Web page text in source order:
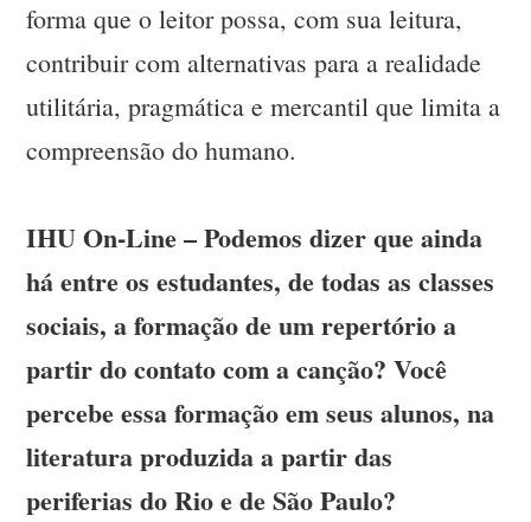
forma que o leitor possa, com sua leitura,
contribuir com alternativas para a realidade
utilitária, pragmática e mercantil que limita a
compreensão do humano.
IHU On-Line – Podemos dizer que ainda
há entre os estudantes, de todas as classes
sociais, a formação de um repertório a
partir do contato com a canção? Você
percebe essa formação em seus alunos, na
literatura produzida a partir das
periferias do Rio e de São Paulo?